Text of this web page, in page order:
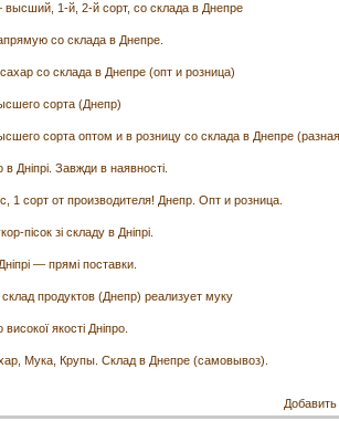
1-й, 2-й сорт, со склада в Днепре
со склада в Днепре.
со склада в Днепре (опт и розница)
сорта (Днепр)
сорта оптом и в розницу со склада в Днепре
Дніпрі. Завжди в наявності.
1 сорт от производителя! Днепр. Опт и розница.
пісок зі складу в Дніпрі.
— прямі поставки.
продуктов (Днепр) реализует муку
якості Дніпро.
Мука, Крупы. Склад в Днепре (самовывоз).